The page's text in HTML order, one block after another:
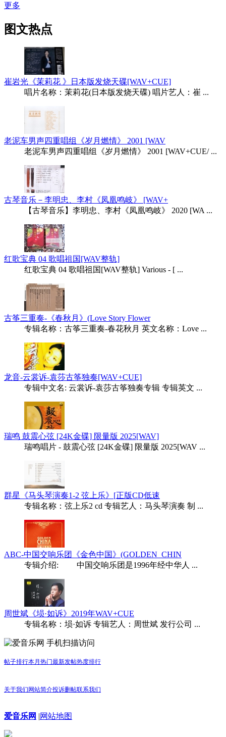
更多
图文热点
崔岩光《茉莉花 》日本版发烧天碟[WAV+CUE]
唱片名称：茉莉花(日本版发烧天碟) 唱片艺人：崔 ...
老泥车男声四重唱组《岁月燃情》 2001 [WAV
老泥车男声四重唱组《岁月燃情》 2001 [WAV+CUE/ ...
古琴音乐－李明忠、李村《凤凰鸣岐》 [WAV+
【古琴音乐】李明忠、李村《凤凰鸣岐》 2020 [WA ...
红歌宝典 04 歌唱祖国[WAV整轨]
红歌宝典 04 歌唱祖国[WAV整轨] Various - [ ...
古筝三重奏-《春秋月》(Love Story Flower
专辑名称：古筝三重奏-春花秋月 英文名称：Love ...
龙音-云裳诉-袁莎古筝独奏[WAV+CUE]
专辑中文名: 云裳诉-袁莎古筝独奏专辑 专辑英文 ...
瑞鸣 鼓震心弦 [24K金碟] 限量版 2025[WAV]
瑞鸣唱片 - 鼓震心弦 [24K金碟] 限量版 2025[WAV ...
群星《马头琴演奏1-2 弦上乐》[正版CD低速
专辑名称：弦上乐2 cd 专辑艺人：马头琴演奏 制 ...
ABC-中国交响乐团《金色中国》(GOLDEN_CHIN
专辑介绍: 中国交响乐团是1996年经中华人 ...
周世斌《埙·如诉》2019年WAV+CUE
专辑名称：埙·如诉 专辑艺人：周世斌 发行公司 ...
手机扫描访问
帖子排行本月热门最新发帖热度排行
关于我们 网站简介投诉删帖联系我们
爱音乐网 |网站地图